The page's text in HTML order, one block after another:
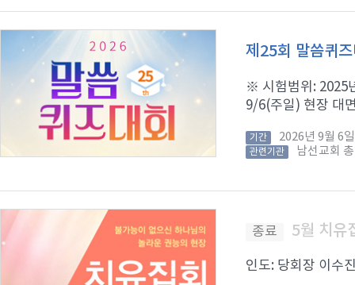
제25회 말씀퀴
※ 시험범위: 2025
9/6(주일) 현장 대
기간 2026년 9월 6
관련기관 남선교회
종료 5월 치유
인도: 당회장 이수